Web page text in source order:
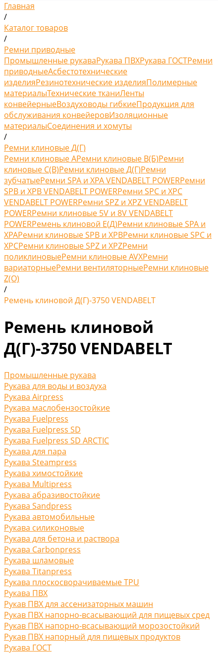
Главная
/
Каталог товаров
/
Ремни приводные
Промышленные рукаваРукава ПВХРукава ГОСТРемни
приводныеАсбестотехнические
изделияРезинотехнические изделияПолимерные
материалыТехнические тканиЛенты
конвейерныеВоздуховоды гибкиеПродукция для
обслуживания конвейеровИзоляционные
материалыСоединения и хомуты
/
Ремни клиновые Д(Г)
Ремни клиновые AРемни клиновые В(Б)Ремни
клиновые С(B)Ремни клиновые Д(Г)Ремни
зубчатыеРемни SPA и XPA VENDABELT POWERРемни
SPB и XPB VENDABELT POWERРемни SPC и XPC
VENDABELT POWERРемни SPZ и XPZ VENDABELT
POWERРемни клиновые 5V и 8V VENDABELT
POWERРемень клиновой Е(Д)Ремни клиновые SPA и
XPAРемни клиновые SPB и XPBРемни клиновые SPC и
XPCРемни клиновые SPZ и XPZРемни
поликлиновыеРемни клиновые AVXРемни
вариаторныеРемни вентиляторныеРемни клиновые
Z(O)
/
Ремень клиновой Д(Г)-3750 VENDABELT
Ремень клиновой
Д(Г)-3750 VENDABELT
Промышленные рукава
Рукава для воды и воздуха
Рукава Airpress
Рукава маслобензостойкие
Рукава Fuelpress
Рукава Fuelpress SD
Рукава Fuelpress SD ARCTIC
Рукава для пара
Рукава Steampress
Рукава химостойкие
Рукава Multipress
Рукава абразивостойкие
Рукава Sandpress
Рукава автомобильные
Рукава силиконовые
Рукава для бетона и раствора
Рукава Carbonpress
Рукава шламовые
Рукава Titanpress
Рукава плоскосворачиваемые TPU
Рукава ПВХ
Рукав ПВХ для ассенизаторных машин
Рукав ПВХ напорно-всасывающий для пищевых сред
Рукав ПВХ напорно-всасывающий морозостойкий
Рукав ПВХ напорный для пищевых продуктов
Рукава ГОСТ